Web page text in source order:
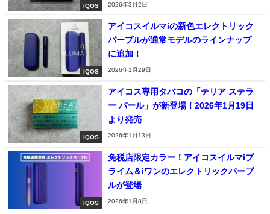
IQOS 2026年3月2日
IQOS
アイコスイルマiの新色エレクトリック
パープルが通常モデルのラインナップ
に追加！
2026年1月29日
IQOS
アイコス専用タバコの「テリア ステラ
ー パール」が新登場！2026年1月19日
より発売
2026年1月13日
IQOS
免税店限定カラー！アイコスイルマiプ
ライム＆iワンのエレクトリックパープ
ルが登場
2026年1月8日